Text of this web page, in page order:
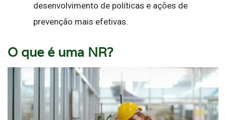
desenvolvimento de políticas e ações de
prevenção mais efetivas.
O que é uma NR?